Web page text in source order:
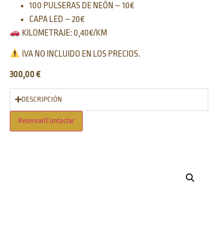
100 PULSERAS DE NEÓN – 10€
CAPA LED – 20€
KILOMETRAJE: 0,40€/KM
IVA NO INCLUIDO EN LOS PRECIOS.
300,00 €
DESCRIPCIÓN
Reservar/Contactar